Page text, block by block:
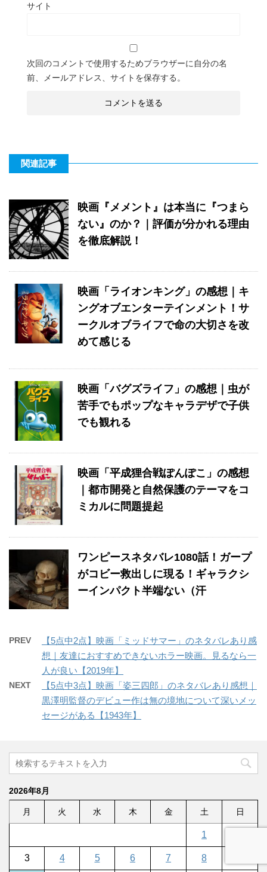
サイト
次回のコメントで使用するためブラウザーに自分の名
前、メールアドレス、サイトを保存する。
関連記事
映画『メメント』は本当に『つまら
ない』のか？｜評価が分かれる理由
を徹底解説！
映画「ライオンキング」の感想｜キ
ングオブエンターテインメント！サ
ークルオブライフで命の大切さを改
めて感じる
映画「バグズライフ」の感想｜虫が
苦手でもポップなキャラデザで子供
でも観れる
映画「平成狸合戦ぽんぽこ」の感想
｜都市開発と自然保護のテーマをコ
ミカルに問題提起
ワンピースネタバレ1080話！ガープ
がコビー救出しに現る！ギャラクシ
ーインパクト半端ない（汗
PREV
【5点中2点】映画「ミッドサマー」のネタバレあり感
想｜友達におすすめできないホラー映画。見るなら一
人が良い【2019年】
NEXT
【5点中3点】映画「姿三四郎」のネタバレあり感想｜
黒澤明監督のデビュー作は無の境地について深いメッ
セージがある【1943年】
2026年8月
月 火 水 木 金 土 日
1
3 4 5 6 7 8